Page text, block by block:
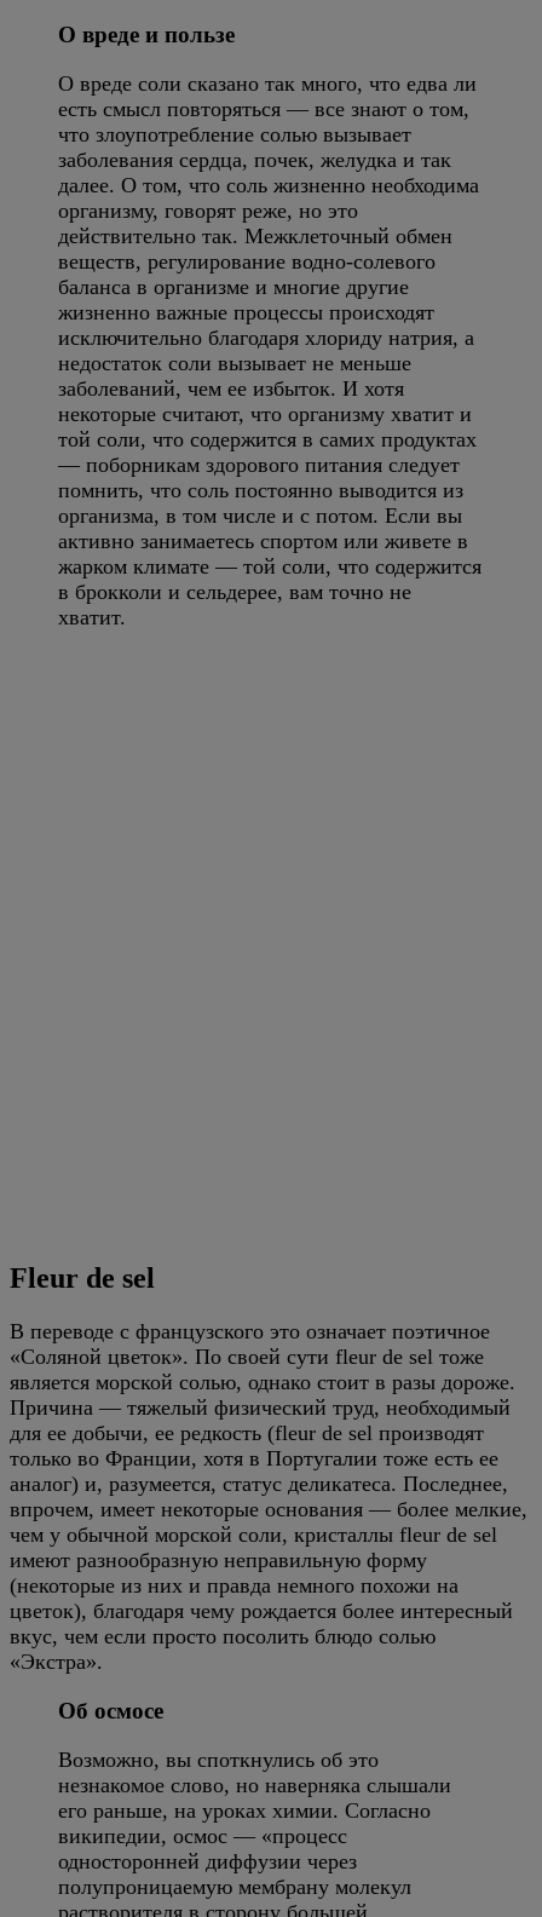
О вреде и пользе
О вреде соли сказано так много, что едва ли
есть смысл повторяться — все знают о том,
что злоупотребление солью вызывает
заболевания сердца, почек, желудка и так
далее. О том, что соль жизненно необходима
организму, говорят реже, но это
действительно так. Межклеточный обмен
веществ, регулирование водно-солевого
баланса в организме и многие другие
жизненно важные процессы происходят
исключительно благодаря хлориду натрия, а
недостаток соли вызывает не меньше
заболеваний, чем ее избыток. И хотя
некоторые считают, что организму хватит и
той соли, что содержится в самих продуктах
— поборникам здорового питания следует
помнить, что соль постоянно выводится из
организма, в том числе и с потом. Если вы
активно занимаетесь спортом или живете в
жарком климате — той соли, что содержится
в брокколи и сельдерее, вам точно не
хватит.
Fleur de sel
В переводе с французского это означает поэтичное
«Соляной цветок». По своей сути fleur de sel тоже
является морской солью, однако стоит в разы дороже.
Причина — тяжелый физический труд, необходимый
для ее добычи, ее редкость (fleur de sel производят
только во Франции, хотя в Португалии тоже есть ее
аналог) и, разумеется, статус деликатеса. Последнее,
впрочем, имеет некоторые основания — более мелкие,
чем у обычной морской соли, кристаллы fleur de sel
имеют разнообразную неправильную форму
(некоторые из них и правда немного похожи на
цветок), благодаря чему рождается более интересный
вкус, чем если просто посолить блюдо солью
«Экстра».
Об осмосе
Возможно, вы споткнулись об это
незнакомое слово, но наверняка слышали
его раньше, на уроках химии. Согласно
википедии, осмос — «процесс
односторонней диффузии через
полупроницаемую мембрану молекул
растворителя в сторону большей